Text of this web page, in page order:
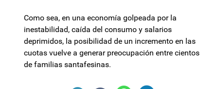
Como sea, en una economía golpeada por la
inestabilidad, caída del consumo y salarios
deprimidos, la posibilidad de un incremento en las
cuotas vuelve a generar preocupación entre cientos
de familias santafesinas.